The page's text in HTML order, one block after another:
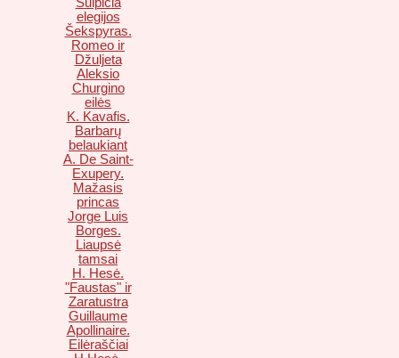
elegijos
Šekspyras.
Romeo ir
Džuljeta
Aleksio
Churgino
eilės
K. Kavafis.
Barbarų
belaukiant
A. De Saint-
Exupery.
Mažasis
princas
Jorge Luis
Borges.
Liaupsė
tamsai
H. Hesė.
"Faustas" ir
Zaratustra
Guillaume
Apollinaire.
Eilėraščiai